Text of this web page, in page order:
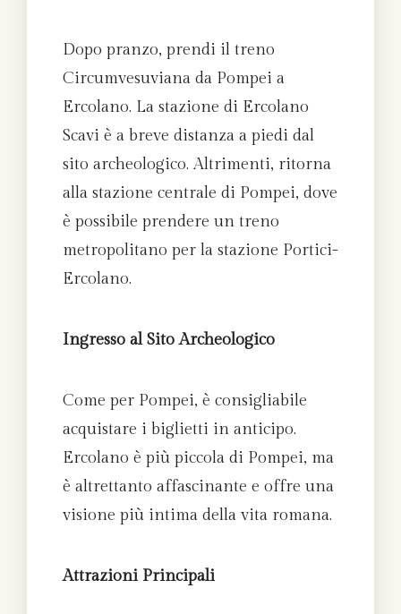
Dopo pranzo, prendi il treno
Circumvesuviana da Pompei a
Ercolano. La stazione di Ercolano
Scavi è a breve distanza a piedi dal
sito archeologico. Altrimenti, ritorna
alla stazione centrale di Pompei, dove
è possibile prendere un treno
metropolitano per la stazione Portici-
Ercolano.
Ingresso al Sito Archeologico
Come per Pompei, è consigliabile
acquistare i biglietti in anticipo.
Ercolano è più piccola di Pompei, ma
è altrettanto affascinante e offre una
visione più intima della vita romana.
Attrazioni Principali